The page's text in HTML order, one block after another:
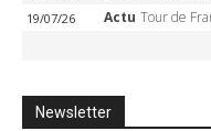
19/07/26 Actu Tour de France 2026 –
Newsletter